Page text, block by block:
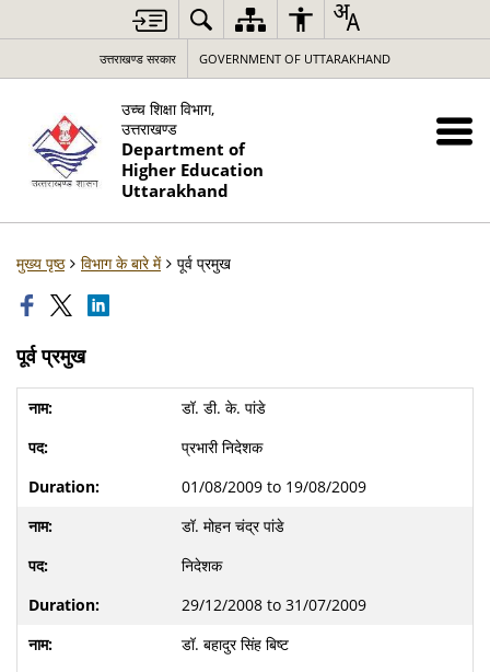
उत्तराखण्ड सरकार GOVERNMENT OF UTTARAKHAND
उच्च शिक्षा विभाग,
उत्तराखण्ड
Department of
Higher Education
Uttarakhand
मुख्य पृष्ठ विभाग के बारे में पूर्व प्रमुख
पूर्व प्रमुख
डॉ. डी. के. पांडे
प्रभारी निदेशक
01/08/2009 to 19/08/2009
डॉ. मोहन चंद्र पांडे
निदेशक
29/12/2008 to 31/07/2009
डॉ. बहादुर सिंह बिष्ट